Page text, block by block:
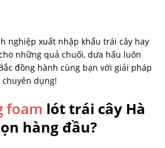
nghiệp xuất nhập khẩu trái cây hay
những quả chuối, dưa hấu luôn
đồng hành cùng bạn với giải pháp
dụng!
foam lót trái cây Hà
hàng đầu?